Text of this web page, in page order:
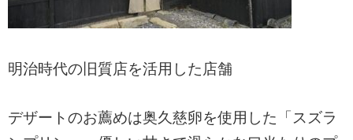
明治時代の旧質店を活用した店舗
デザートのお薦めは奥久慈卵を使用した「スズラ